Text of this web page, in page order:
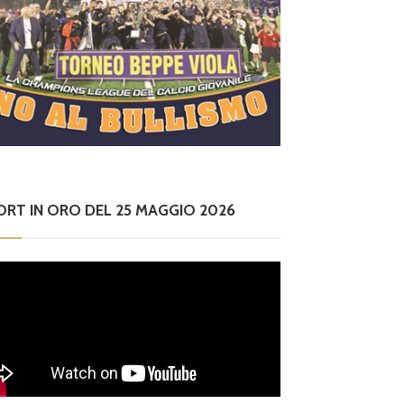
IN ORO DEL 25 MAGGIO 2026